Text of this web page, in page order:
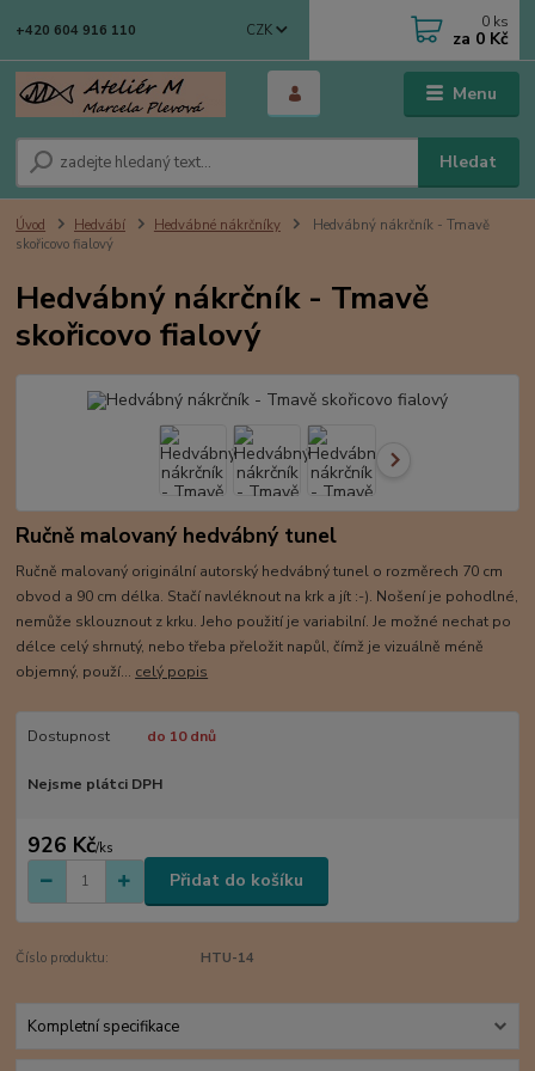
Menu
CZK
Hledat
+420 604 916 110 0 ks
za 0 Kč
Úvod Hedvábí Hedvábné nákrčníky
Hedvábný nákrčník - Tmavě
skořicovo fialový
Hedvábný nákrčník - Tmavě
skořicovo fialový
Ručně malovaný hedvábný tunel
Ručně malovaný originální autorský hedvábný tunel o rozměrech 70 cm
obvod a 90 cm délka. Stačí navléknout na krk a jít :-). Nošení je pohodlné,
nemůže sklouznout z krku. Jeho použití je variabilní. Je možné nechat po
délce celý shrnutý, nebo třeba přeložit napůl, čímž je vizuálně méně
objemný, použí... celý popis
Dostupnost do 10 dnů
Nejsme plátci DPH
926 Kč/ks
Přidat do košíku
Číslo produktu: HTU-14
Kompletní specifikace